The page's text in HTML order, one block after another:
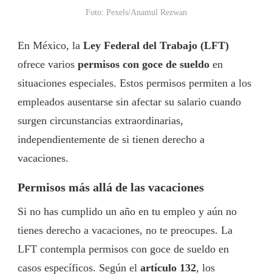
Foto: Pexels/Anamul Rezwan
En México, la Ley Federal del Trabajo (LFT)
ofrece varios permisos con goce de sueldo en
situaciones especiales. Estos permisos permiten a los
empleados ausentarse sin afectar su salario cuando
surgen circunstancias extraordinarias,
independientemente de si tienen derecho a
vacaciones.
Permisos más allá de las vacaciones
Si no has cumplido un año en tu empleo y aún no
tienes derecho a vacaciones, no te preocupes. La
LFT contempla permisos con goce de sueldo en
casos específicos. Según el artículo 132, los